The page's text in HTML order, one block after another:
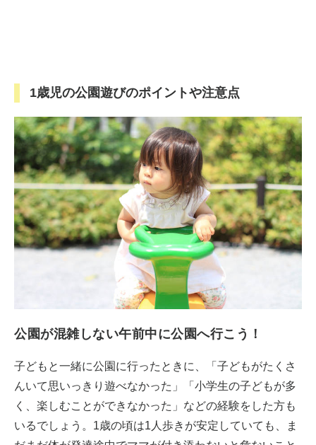
1歳児の公園遊びのポイントや注意点
公園が混雑しない午前中に公園へ行こう！
子どもと一緒に公園に行ったときに、「子どもがたくさ
んいて思いっきり遊べなかった」「小学生の子どもが多
く、楽しむことができなかった」などの経験をした方も
いるでしょう。1歳の頃は1人歩きが安定していても、ま